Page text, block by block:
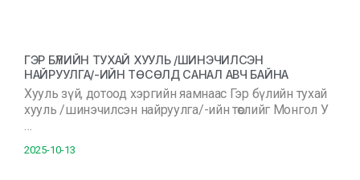
ГЭР БҮЛИЙН ТУХАЙ ХУУЛЬ /ШИНЭЧИЛСЭН
НАЙРУУЛГА/-ИЙН ТӨСӨЛД САНАЛ АВЧ БАЙНА
Хууль зүй, дотоод хэргийн яамнаас Гэр бүлийн тухай
хууль /шинэчилсэн найруулга/-ийн төслийг Монгол У
…
2025-10-13